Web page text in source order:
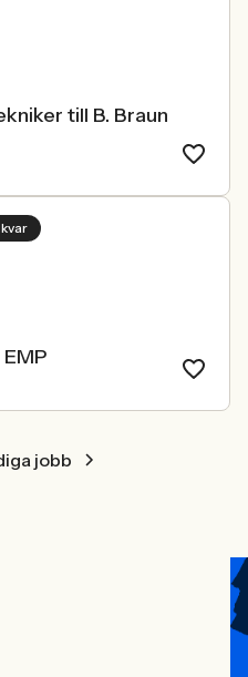
till B. Braun
jobb